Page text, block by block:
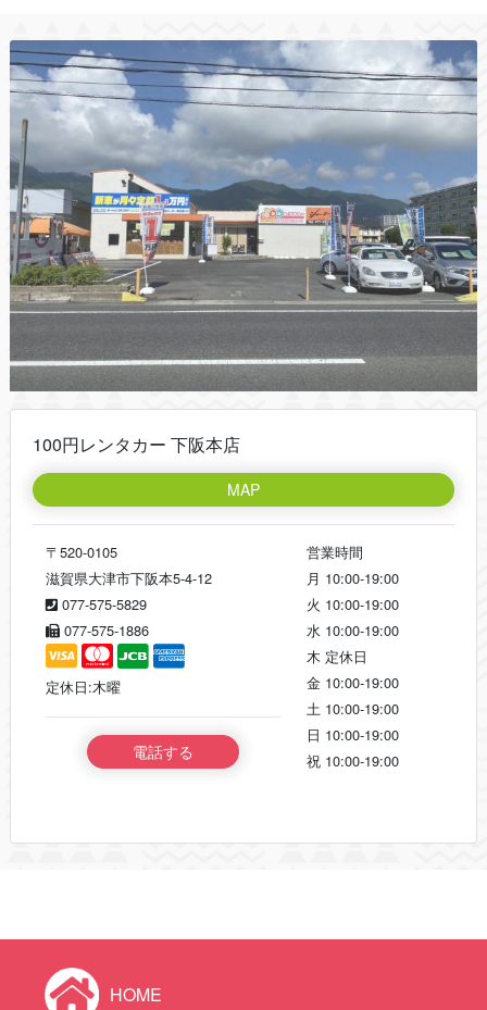
100円レンタカー 下阪本店
MAP
〒520-0105
滋賀県大津市下阪本5-4-12
077-575-5829
077-575-1886
定休日:木曜
電話する
営業時間
月 10:00-19:00
火 10:00-19:00
水 10:00-19:00
木 定休日
金 10:00-19:00
土 10:00-19:00
日 10:00-19:00
祝 10:00-19:00
HOME